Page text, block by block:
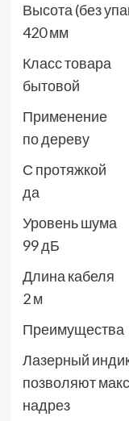
Высота (без
420 мм
Класс товара
бытовой
Применение
по дереву
С протяжкой
да
Уровень шума
99 дБ
Длина кабеля
2 м
Преимущества
Лазерный
позволяют
надрез